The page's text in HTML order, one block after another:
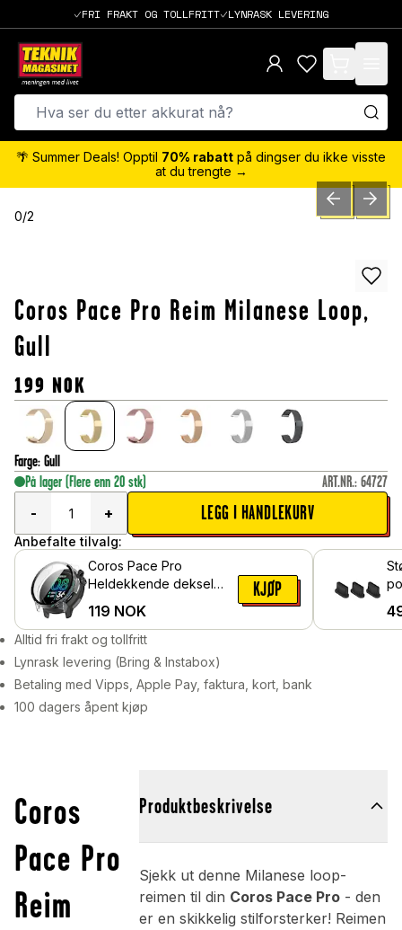
FRI FRAKT OG TOLLFRITT LYNRASK LEVERING
items in cart,
🌴 Summer Deals! Opptil 70% rabatt på dingser du ikke visste
at du trengte →
0/2 PREVIOUSNEXT
Coros Pace Pro Reim Milanese Loop,
Gull
199 NOK
Farge: Gull
På lager (Flere enn 20 stk) ART.NR.: 64727
-
+ LEGG I HANDLEKURV
Anbefalte tilvalg:
Coros Pace Pro
Heldekkende deksel
Gjennomsiktig
119 NOK
KJØP
Alltid fri frakt og tollfritt
Lynrask levering (Bring & Instabox)
Betaling med Vipps, Apple Pay, faktura, kort, bank
100 dagers åpent kjøp
Coros
Pace Pro
Reim
Produktbeskrivelse
Sjekk ut denne Milanese loop-
reimen til din Coros Pace Pro- den
er en skikkelig stilforsterker! Reimen